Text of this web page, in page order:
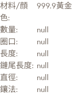
材料/顔
色:
999.9黃金
數量:
null
圈口:
null
長度:
null
鏈尾長度: null
直徑:
null
鑲法:
null